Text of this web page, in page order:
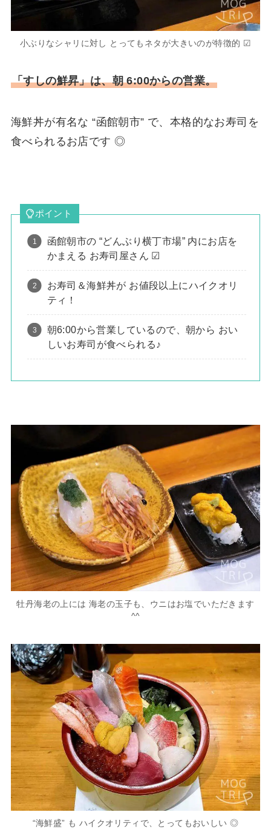
小ぶりなシャリに対し とってもネタが大きいのが特徴的 ☑
「すしの鮮昇」は、朝 6:00からの営業。
海鮮丼が有名な “函館朝市” で、本格的なお寿司を
食べられるお店です ◎
ポイント
函館朝市の “どんぶり横丁市場” 内にお店を
かまえる お寿司屋さん ☑
お寿司＆海鮮丼が お値段以上にハイクオリ
ティ！
朝6:00から営業しているので、朝から おい
しいお寿司が食べられる♪
牡丹海老の上には 海老の玉子も、ウニはお塩でいただきます
^^
“海鮮盛” も ハイクオリティで、とってもおいしい ◎